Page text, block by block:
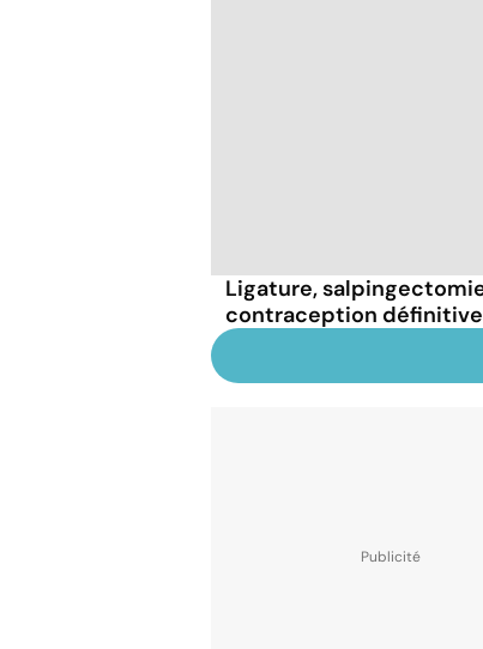
Ligature,
contraception